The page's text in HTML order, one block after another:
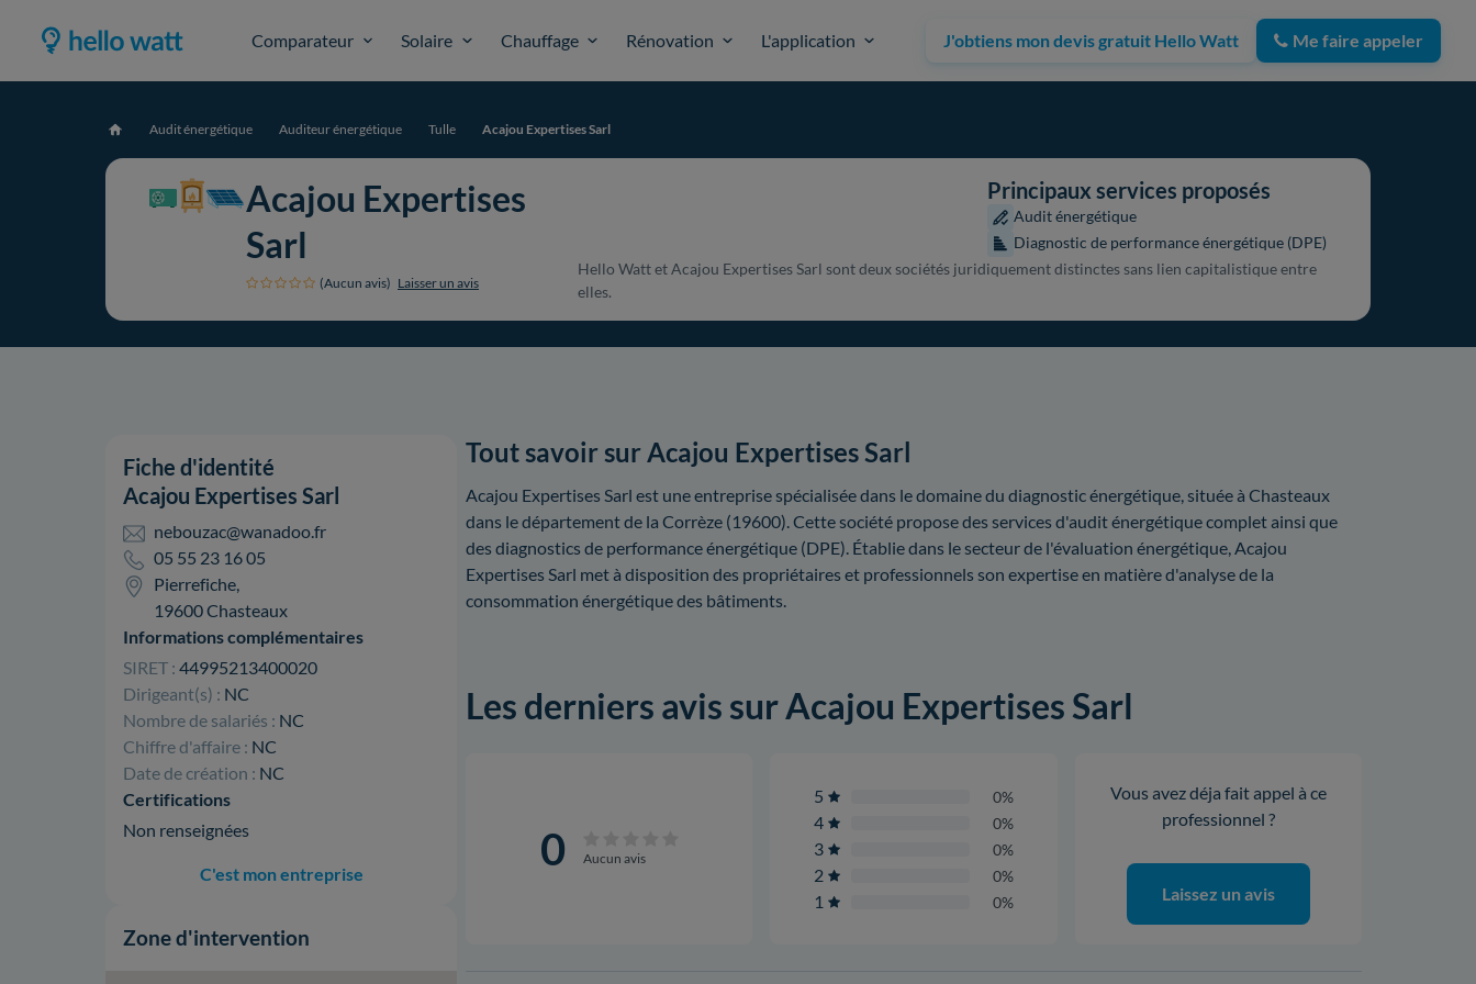
Comparateur Solaire Chauffage Rénovation L'application J'obtiens mon devis gratuit Hello Watt Me faire appeler
Accueil Audit énergétique Auditeur énergétique Tulle Acajou Expertises Sarl
Acajou Expertises
Sarl
(Aucun avis) Laisser un avis
Principaux services proposés
Audit énergétique
Diagnostic de performance énergétique (DPE)
Hello Watt et Acajou Expertises Sarl sont deux sociétés juridiquement distinctes sans lien capitalistique entre
elles.
Fiche d'identité
Acajou Expertises Sarl
nebouzac@wanadoo.fr
05 55 23 16 05
Pierrefiche,
19600 Chasteaux
Informations complémentaires
SIRET : 44995213400020
Dirigeant(s) : NC
Nombre de salariés : NC
Chiffre d'affaire : NC
Date de création : NC
Certifications
Non renseignées
C'est mon entreprise
Zone d'intervention
Tout savoir sur Acajou Expertises Sarl
Acajou Expertises Sarl est une entreprise spécialisée dans le domaine du diagnostic énergétique, située à Chasteaux
dans le département de la Corrèze (19600). Cette société propose des services d'audit énergétique complet ainsi que
des diagnostics de performance énergétique (DPE). Établie dans le secteur de l'évaluation énergétique, Acajou
Expertises Sarl met à disposition des propriétaires et professionnels son expertise en matière d'analyse de la
consommation énergétique des bâtiments.
Les derniers avis sur Acajou Expertises Sarl
0 Aucun avis
5 0%
4 0%
3 0%
2 0%
1 0%
Vous avez déja fait appel à ce
professionnel ?
Laissez un avis